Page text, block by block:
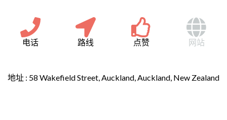
电话 路线 点赞 网站
地址 : 58 Wakefield Street, Auckland, Auckland, New Zealand